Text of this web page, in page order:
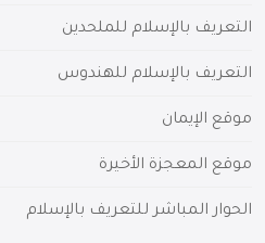
التعريف بالإسلام للملحدين
التعريف بالإسلام للهندوس
موقع الإيمان
موقع المعجزة الأخيرة
الحوار المباشر للتعريف بالإسلام